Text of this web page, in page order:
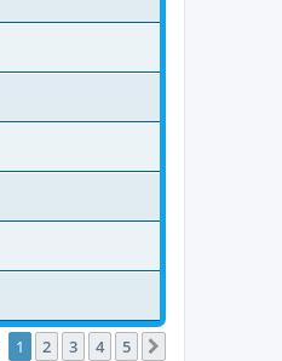
1 2 3 4 5